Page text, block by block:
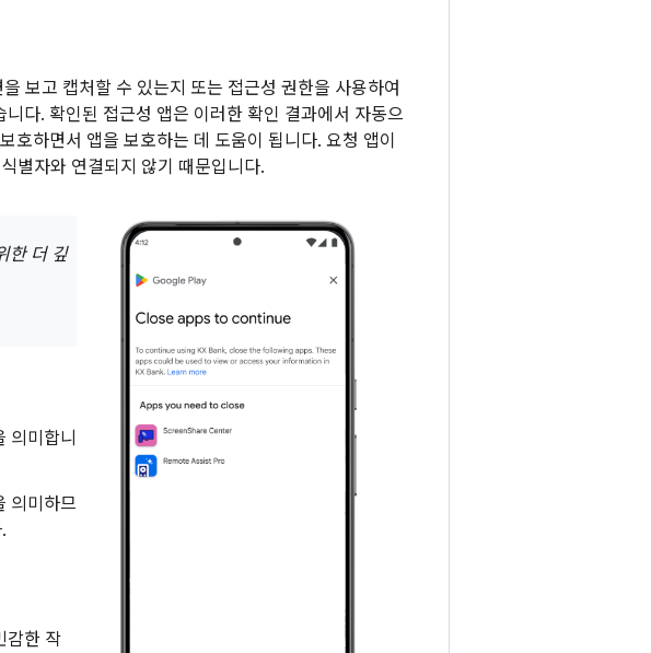
보고 캡처할 수 있는지 또는 접근성 권한을 사용하여
다. 확인된 접근성 앱은 이러한 확인 결과에서 자동으
호하면서 앱을 보호하는 데 도움이 됩니다. 요청 앱이
별자와 연결되지 않기 때문입니다.
한 더 깊
의미합니
의미하므
감한 작